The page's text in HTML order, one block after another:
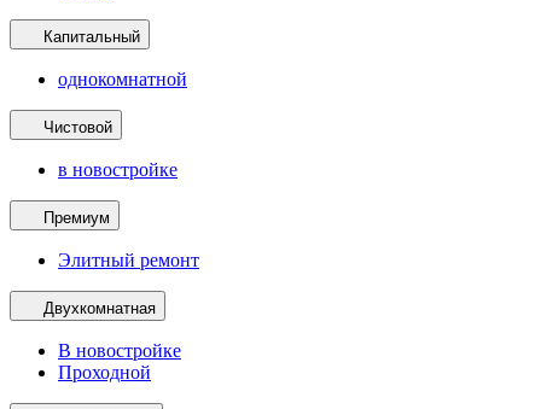
Капитальный
однокомнатной
Чистовой
в новостройке
Премиум
Элитный ремонт
Двухкомнатная
В новостройке
Проходной